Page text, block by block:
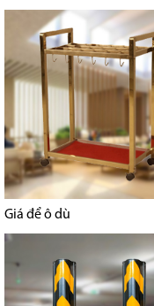
Giá để ô dù